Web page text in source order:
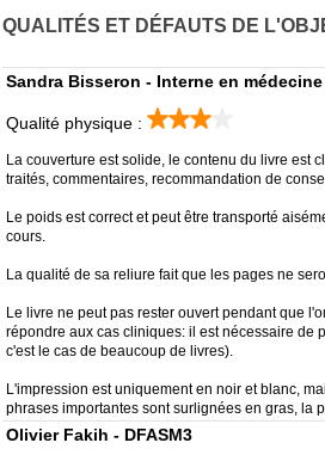
QUALITÉS ET DÉFAUTS DE
Sandra Bisseron - Interne en
Qualité physique :
La couverture est solide, le contenu du livre est
traités, commentaires, recommandation de
Le poids est correct et peut être transporté
cours.
La qualité de sa reliure fait que les pages ne
Le livre ne peut pas rester ouvert pendant que
répondre aux cas cliniques: il est nécessaire de
c'est le cas de beaucoup de livres).
L'impression est uniquement en noir et blanc,
phrases importantes sont surlignées en gras, la
Olivier Fakih - DFASM3